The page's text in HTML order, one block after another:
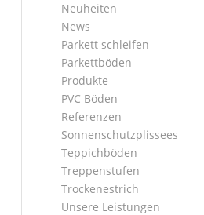
Neuheiten
News
Parkett schleifen
Parkettböden
Produkte
PVC Böden
Referenzen
Sonnenschutzplissees
Teppichböden
Treppenstufen
Trockenestrich
Unsere Leistungen